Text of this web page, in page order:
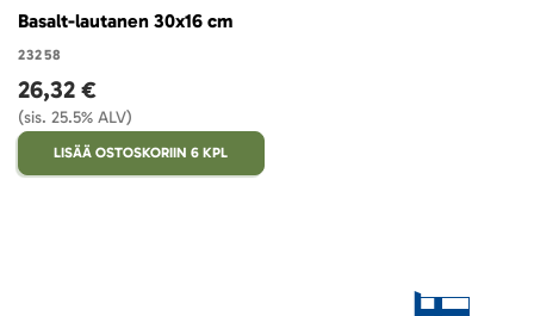
Basalt-lautanen 30x16 cm
23258
26,32 €
(sis. 25.5% ALV)
LISÄÄ OSTOSKORIIN 6 KPL